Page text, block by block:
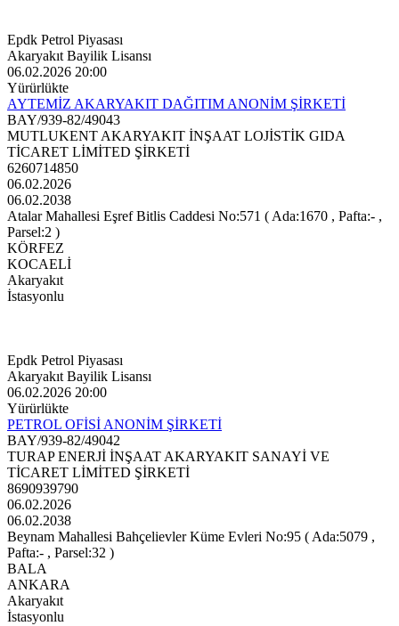
Epdk Petrol Piyasası
Akaryakıt Bayilik Lisansı
06.02.2026 20:00
Yürürlükte
AYTEMİZ AKARYAKIT DAĞITIM ANONİM ŞİRKETİ
BAY/939-82/49043
MUTLUKENT AKARYAKIT İNŞAAT LOJİSTİK GIDA
TİCARET LİMİTED ŞİRKETİ
6260714850
06.02.2026
06.02.2038
Atalar Mahallesi Eşref Bitlis Caddesi No:571 ( Ada:1670 , Pafta:- ,
Parsel:2 )
KÖRFEZ
KOCAELİ
Akaryakıt
İstasyonlu
Epdk Petrol Piyasası
Akaryakıt Bayilik Lisansı
06.02.2026 20:00
Yürürlükte
PETROL OFİSİ ANONİM ŞİRKETİ
BAY/939-82/49042
TURAP ENERJİ İNŞAAT AKARYAKIT SANAYİ VE
TİCARET LİMİTED ŞİRKETİ
8690939790
06.02.2026
06.02.2038
Beynam Mahallesi Bahçelievler Küme Evleri No:95 ( Ada:5079 ,
Pafta:- , Parsel:32 )
BALA
ANKARA
Akaryakıt
İstasyonlu